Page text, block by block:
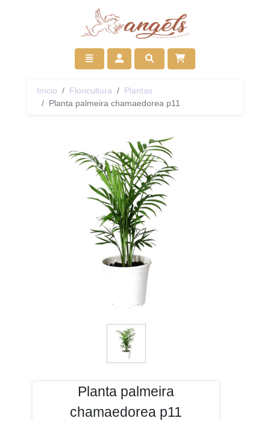
Toggle navigation
Acessar Pesquisar
Início Floricultura
Plantas
Planta palmeira chamaedorea p11
Planta palmeira
chamaedorea p11